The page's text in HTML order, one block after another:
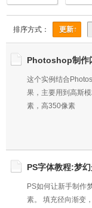
排序方式： 更新↑
Photoshop制作
这个实例结合
果，主要用到高斯
素，高350像素
PS字体教程:梦
PS如何让新手制作
素。 填充径向渐变